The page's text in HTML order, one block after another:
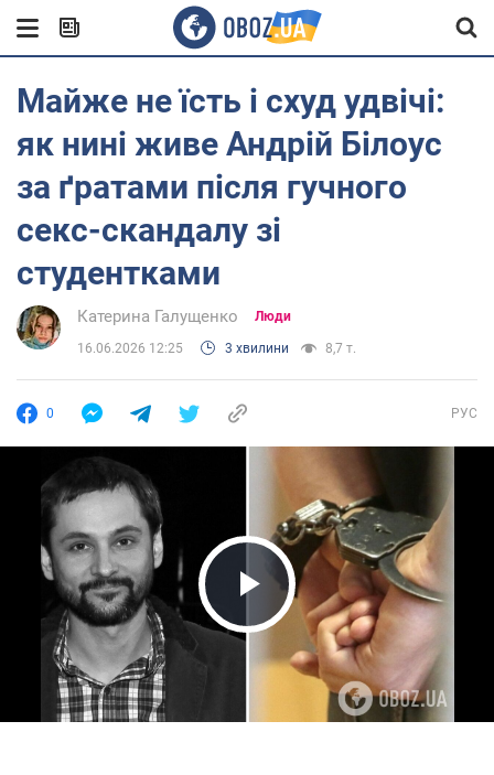
Майже не їсть і схуд удвічі:
як нині живе Андрій Білоус
за ґратами після гучного
секс-скандалу зі
студентками
Катерина Галущенко Люди
16.06.2026 12:25 3 хвилини 8,7 т.
0 РУС
Play Video